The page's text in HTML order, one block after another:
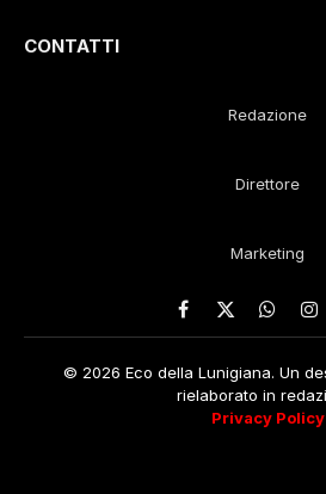
CONTATTI
Redazione
Direttore
Marketing
Facebook
X
© 2026 Eco della Lunigiana. Un
rielaborato in
Privacy Policy